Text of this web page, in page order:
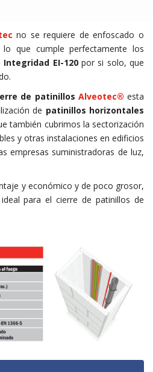
no se requiere de enfoscado o
que cumple perfectamente los
EI-120por si solo, que
de patinillos Alveotec® esta
de patinillos horizontales
también cubrimos la sectorización
y otras instalaciones en edificios
empresas suministradoras de luz,
y económico y de poco grosor,
para el cierre de patinillos de